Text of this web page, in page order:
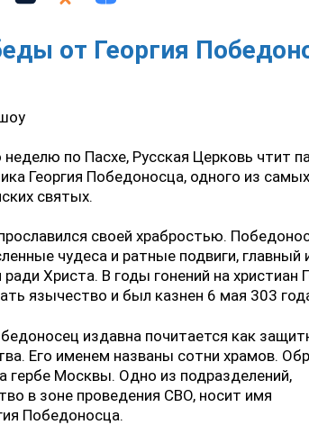
от Георгия
по Пасхе, Русская Церковь чтит
Георгия Победоносца, одного из самых
святых.
своей храбростью.
чудеса и ратные подвиги, главный
Христа. В годы гонений на христиан
язычество и был казнен 6 мая 303
издавна почитается как
Его именем названы сотни храмов.
гербе Москвы. Одно из подразделений,
в зоне проведения СВО, носит имя
Победоносца.